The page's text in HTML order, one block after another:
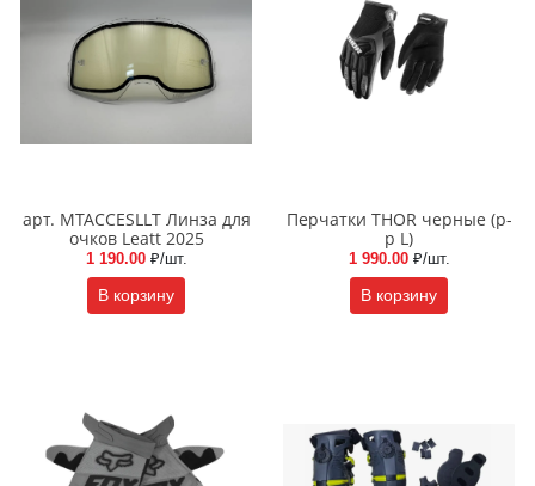
арт. MTACCESLLT Линза для
очков Leatt 2025
1 190.00 ₽/шт.
В корзину
Перчатки THOR черные (р-
р L)
1 990.00 ₽/шт.
В корзину